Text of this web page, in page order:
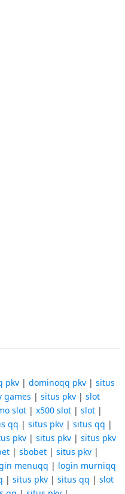
pkv| dominoqq pkv| situs
games | situs pkv| slot
slot| x500 slot| slot|
qq | situs pkv| situs qq |
pkv| situs pkv| situs pkv
| sbobet| situs pkv|
menuqq | login murniqq
| situs pkv| situs qq | slot